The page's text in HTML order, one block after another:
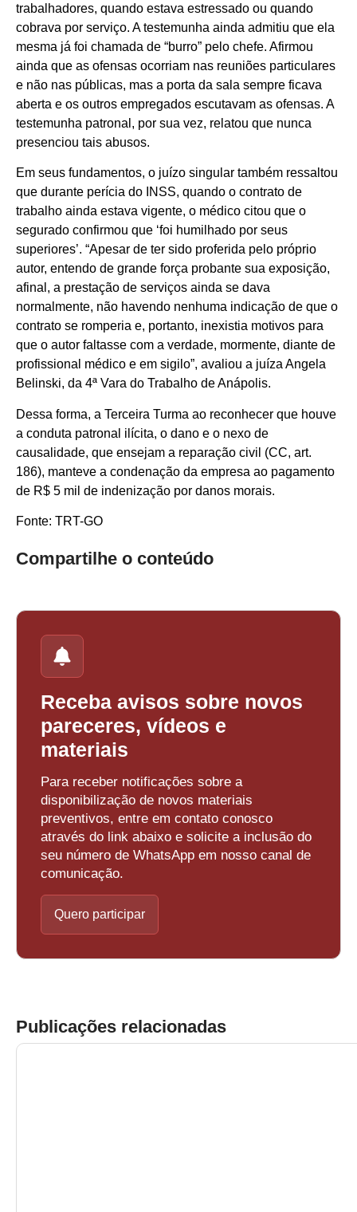
trabalhadores, quando estava estressado ou quando
cobrava por serviço. A testemunha ainda admitiu que ela
mesma já foi chamada de “burro” pelo chefe. Afirmou
ainda que as ofensas ocorriam nas reuniões particulares
e não nas públicas, mas a porta da sala sempre ficava
aberta e os outros empregados escutavam as ofensas. A
testemunha patronal, por sua vez, relatou que nunca
presenciou tais abusos.
Em seus fundamentos, o juízo singular também ressaltou
que durante perícia do INSS, quando o contrato de
trabalho ainda estava vigente, o médico citou que o
segurado confirmou que ‘foi humilhado por seus
superiores’. “Apesar de ter sido proferida pelo próprio
autor, entendo de grande força probante sua exposição,
afinal, a prestação de serviços ainda se dava
normalmente, não havendo nenhuma indicação de que o
contrato se romperia e, portanto, inexistia motivos para
que o autor faltasse com a verdade, mormente, diante de
profissional médico e em sigilo”, avaliou a juíza Angela
Belinski, da 4ª Vara do Trabalho de Anápolis.
Dessa forma, a Terceira Turma ao reconhecer que houve
a conduta patronal ilícita, o dano e o nexo de
causalidade, que ensejam a reparação civil (CC, art.
186), manteve a condenação da empresa ao pagamento
de R$ 5 mil de indenização por danos morais.
Fonte: TRT-GO
Compartilhe o conteúdo
Receba avisos sobre novos
pareceres, vídeos e
materiais
Para receber notificações sobre a
disponibilização de novos materiais
preventivos, entre em contato conosco
através do link abaixo e solicite a inclusão do
seu número de WhatsApp em nosso canal de
comunicação.
Quero participar
Publicações relacionadas